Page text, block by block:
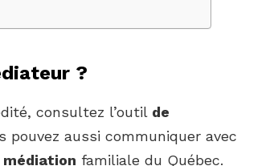
?
consultez l’outil de
pouvez aussi communiquer avec
médiation familiale du Québec.